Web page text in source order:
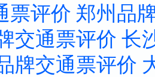
票评价 郑州品
交通票评价 长
牌交通票评价